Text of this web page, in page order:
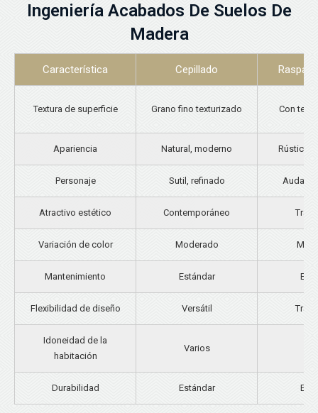
Ingeniería Acabados De Suelos De
Madera
Característica Cepillado
Textura de superficie Grano fino texturizado Con
Apariencia Natural, moderno Rústico,
Personaje Sutil, refinado Audaz,
Atractivo estético Contemporáneo
Variación de color Moderado
Mantenimiento Estándar
Flexibilidad de diseño Versátil
Idoneidad de la
habitación
Varios
Durabilidad Estándar